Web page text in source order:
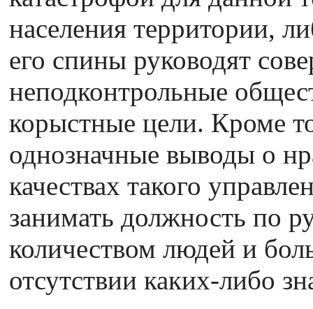
населения территории,
его спины руководят
неподконтрольные
корыстные цели. Кроме
однозначные выводы о
качествах такого
занимать должность по
количеством людей и
отсутствии каких-либо